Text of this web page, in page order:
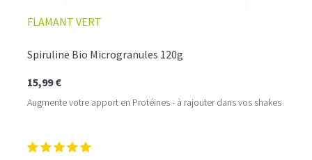
FLAMANT VERT
Spiruline Bio Microgranules 120g
15,99 €
Augmente votre apport en Protéines - à rajouter dans vos shakes